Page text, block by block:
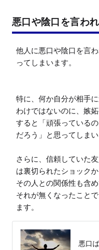
悪口や陰口を言わ
他人に悪口や陰口を言
ってしまいます。
特に、何か自分が相手
わけではないのに、嫉
すると「頑張っている
だろう」と思ってしまい
さらに、信頼していた
は裏切られたショック
その人との関係性も含
それが無くなったこと
ます。
悪口